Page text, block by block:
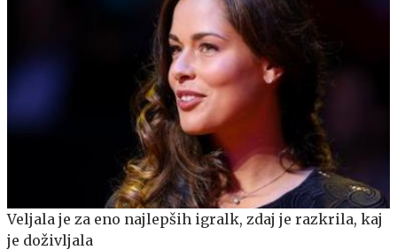
Veljala je za eno najlepših igralk, zdaj je razkrila, kaj
je doživljala